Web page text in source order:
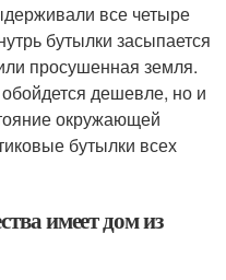
все четыре
бутылки засыпается
просушенная земля.
обойдется дешевле, но и
окружающей
бутылки всех
имеет дом из